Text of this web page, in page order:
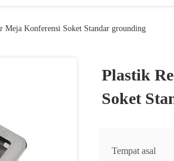
Meja Konferensi Soket Standar grounding
Plastik
Soket
Tempat asal